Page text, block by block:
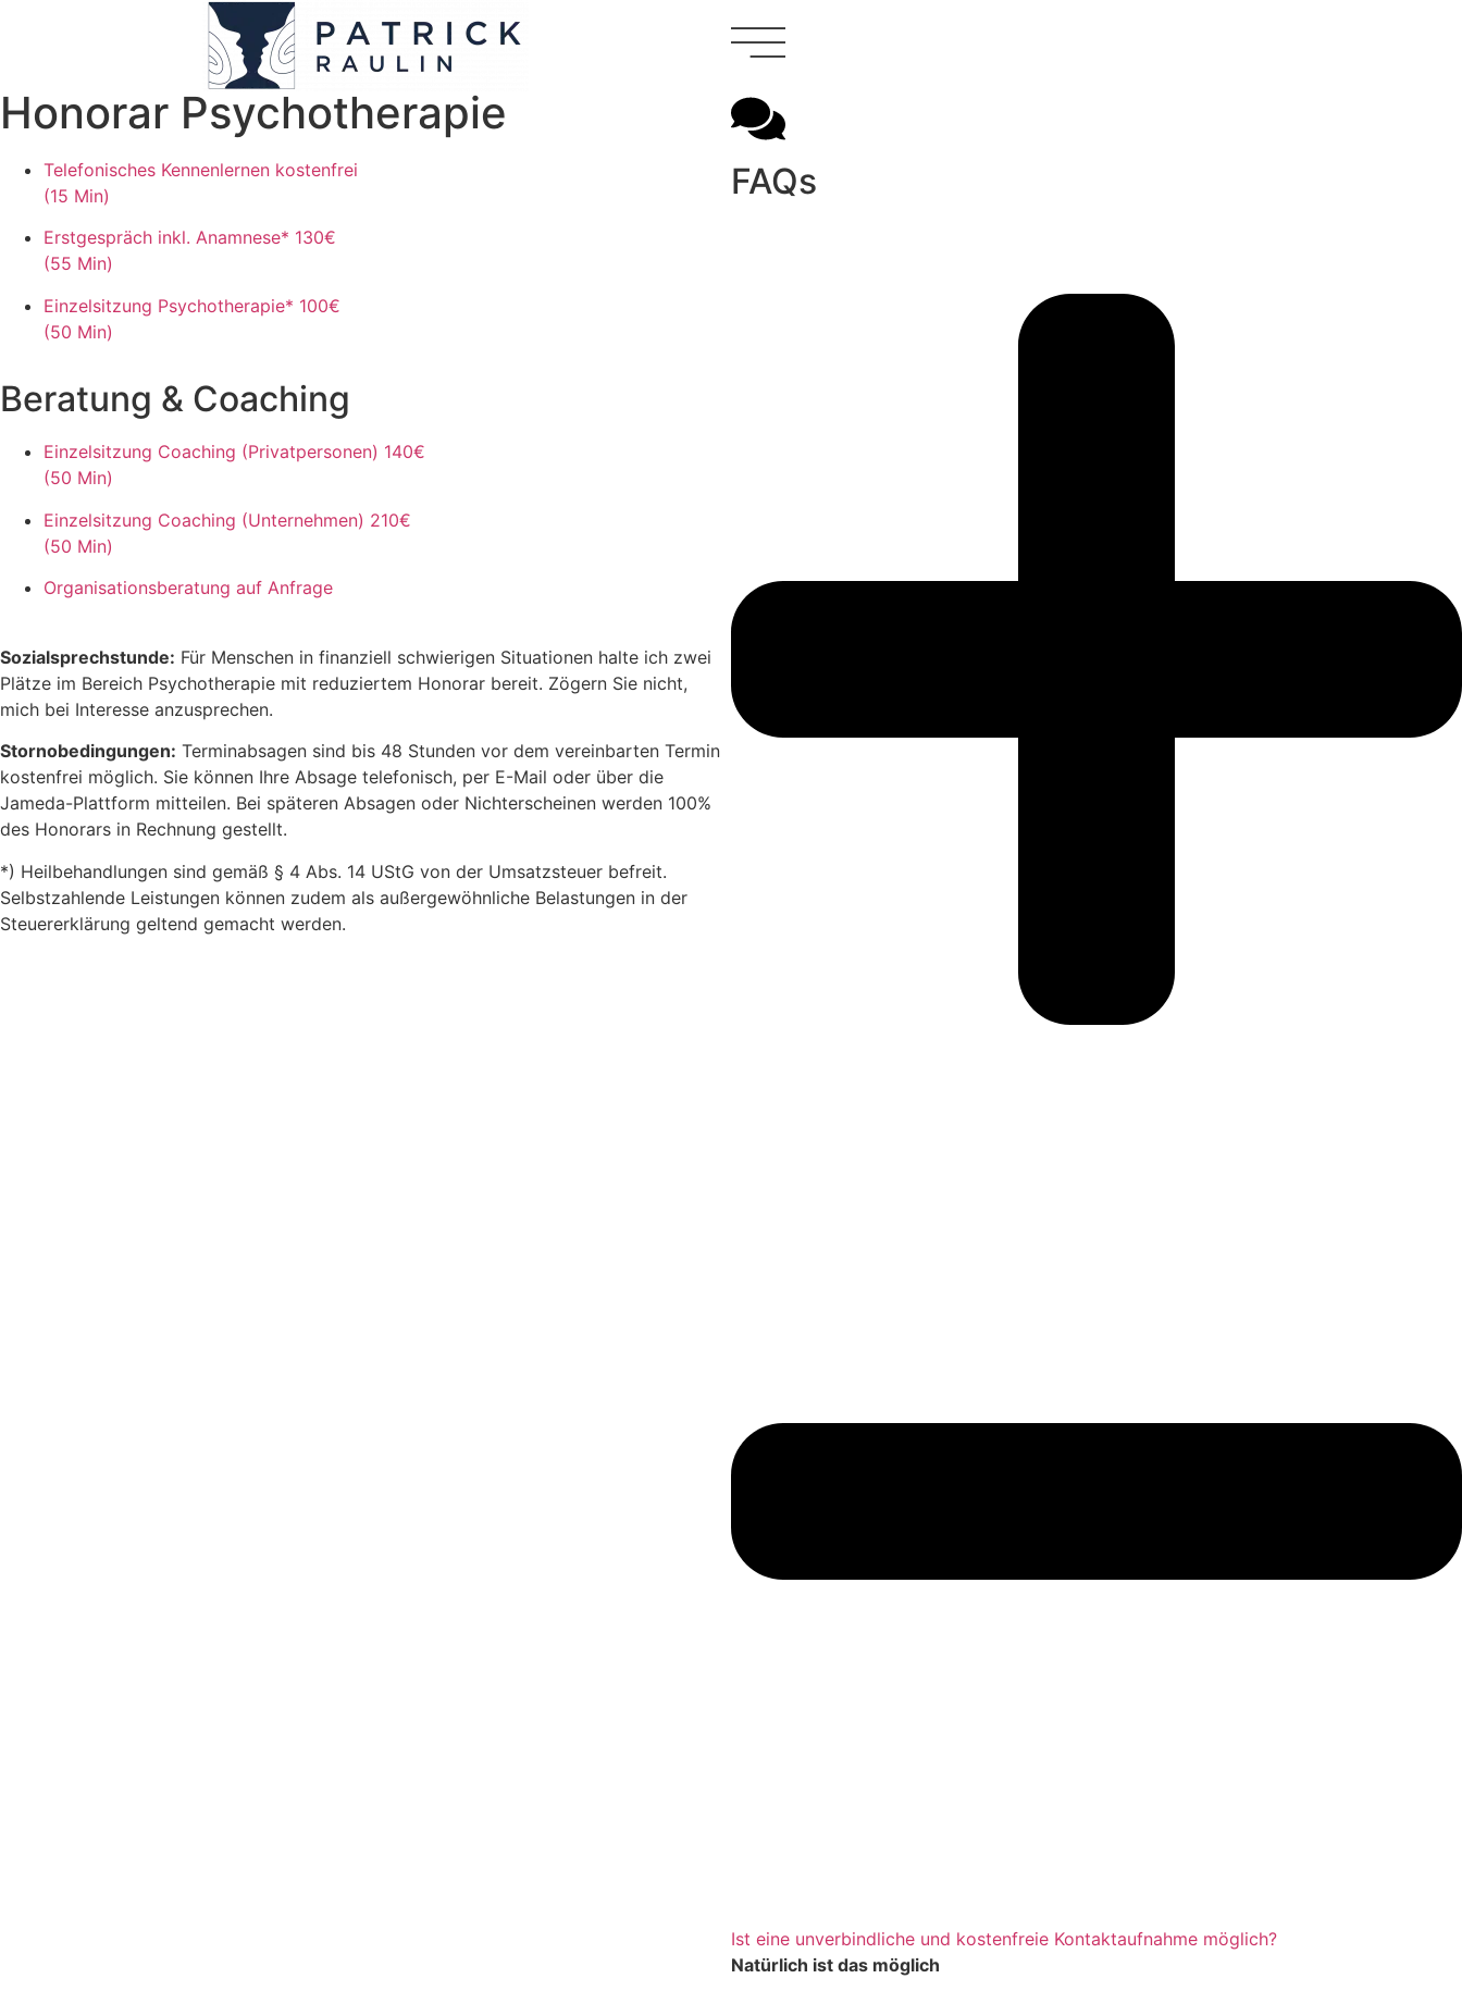
Honorar Psychotherapie
Telefonisches Kennenlernen kostenfrei
(15 Min)
Erstgespräch inkl. Anamnese* 130€
(55 Min)
Einzelsitzung Psychotherapie* 100€
(50 Min)
Beratung & Coaching
Einzelsitzung Coaching (Privatpersonen) 140€
(50 Min)
Einzelsitzung Coaching (Unternehmen) 210€
(50 Min)
Organisationsberatung auf Anfrage
Sozialsprechstunde: Für Menschen in finanziell schwierigen Situationen halte ich zwei
Plätze im Bereich Psychotherapie mit reduziertem Honorar bereit. Zögern Sie nicht,
mich bei Interesse anzusprechen.
Stornobedingungen: Terminabsagen sind bis 48 Stunden vor dem vereinbarten Termin
kostenfrei möglich. Sie können Ihre Absage telefonisch, per E-Mail oder über die
Jameda-Plattform mitteilen. Bei späteren Absagen oder Nichterscheinen werden 100%
des Honorars in Rechnung gestellt.
*) Heilbehandlungen sind gemäß § 4 Abs. 14 UStG von der Umsatzsteuer befreit.
Selbstzahlende Leistungen können zudem als außergewöhnliche Belastungen in der
Steuererklärung geltend gemacht werden.
FAQs
Ist eine unverbindliche und kostenfreie Kontaktaufnahme möglich?
Natürlich ist das möglich